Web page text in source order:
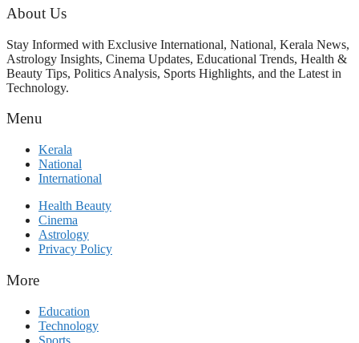
About Us
Stay Informed with Exclusive International, National, Kerala News,
Astrology Insights, Cinema Updates, Educational Trends, Health &
Beauty Tips, Politics Analysis, Sports Highlights, and the Latest in
Technology.
Menu
Kerala
National
International
Health Beauty
Cinema
Astrology
Privacy Policy
More
Education
Technology
Sports